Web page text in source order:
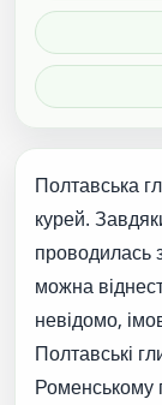
Полтавська
курей.
проводилась
можна
невідомо,
Полтавські
Роменському